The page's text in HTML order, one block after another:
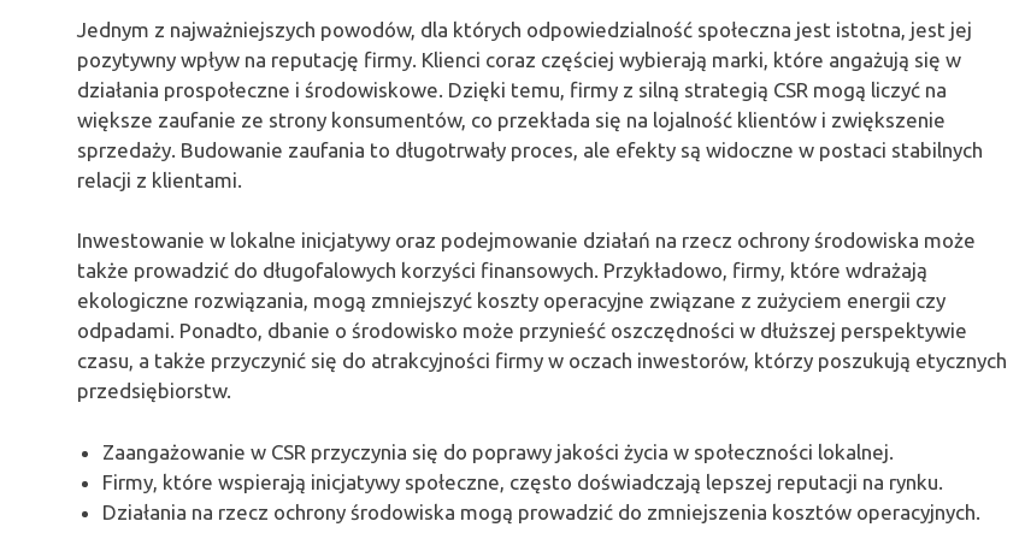
Jednym z najważniejszych powodów, dla których odpowiedzialność społeczna jest istotna, jest jej
pozytywny wpływ na reputację firmy. Klienci coraz częściej wybierają marki, które angażują się w
działania prospołeczne i środowiskowe. Dzięki temu, firmy z silną strategią CSR mogą liczyć na
większe zaufanie ze strony konsumentów, co przekłada się na lojalność klientów i zwiększenie
sprzedaży. Budowanie zaufania to długotrwały proces, ale efekty są widoczne w postaci stabilnych
relacji z klientami.
Inwestowanie w lokalne inicjatywy oraz podejmowanie działań na rzecz ochrony środowiska może
także prowadzić do długofalowych korzyści finansowych. Przykładowo, firmy, które wdrażają
ekologiczne rozwiązania, mogą zmniejszyć koszty operacyjne związane z zużyciem energii czy
odpadami. Ponadto, dbanie o środowisko może przynieść oszczędności w dłuższej perspektywie
czasu, a także przyczynić się do atrakcyjności firmy w oczach inwestorów, którzy poszukują etycznych
przedsiębiorstw.
Zaangażowanie w CSR przyczynia się do poprawy jakości życia w społeczności lokalnej.
Firmy, które wspierają inicjatywy społeczne, często doświadczają lepszej reputacji na rynku.
Działania na rzecz ochrony środowiska mogą prowadzić do zmniejszenia kosztów operacyjnych.